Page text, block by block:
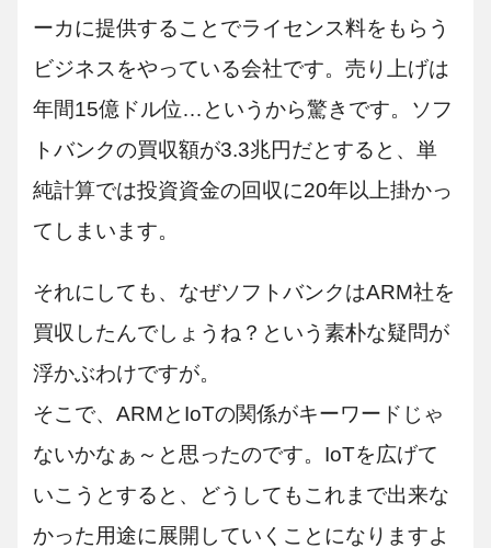
ーカに提供することでライセンス料をもらう
ビジネスをやっている会社です。売り上げは
年間15億ドル位…というから驚きです。ソフ
トバンクの買収額が3.3兆円だとすると、単
純計算では投資資金の回収に20年以上掛かっ
てしまいます。
それにしても、なぜソフトバンクはARM社を
買収したんでしょうね？という素朴な疑問が
浮かぶわけですが。
そこで、ARMとIoTの関係がキーワードじゃ
ないかなぁ～と思ったのです。IoTを広げて
いこうとすると、どうしてもこれまで出来な
かった用途に展開していくことになりますよ